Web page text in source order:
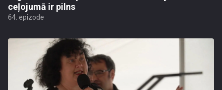
ceļojumā ir pilns
64. epizode